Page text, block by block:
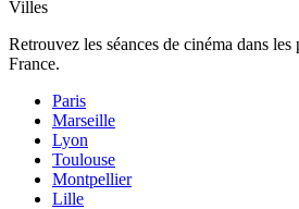
Villes
Retrouvez les séances de cinéma dans
France.
Paris
Marseille
Lyon
Toulouse
Montpellier
Lille